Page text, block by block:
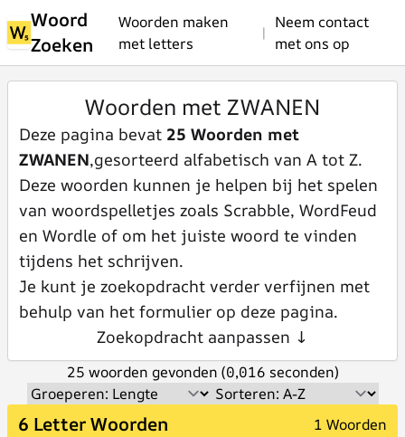
Woord
Zoeken
Woorden maken
met letters
|
Neem contact
met ons op
Woorden met ZWANEN
Deze pagina bevat 25 Woorden met
ZWANEN,gesorteerd alfabetisch van A tot Z.
Deze woorden kunnen je helpen bij het spelen
van woordspelletjes zoals Scrabble, WordFeud
en Wordle of om het juiste woord te vinden
tijdens het schrijven.
Je kunt je zoekopdracht verder verfijnen met
behulp van het formulier op deze pagina.
Zoekopdracht aanpassen ↓
25 woorden gevonden (0,016 seconden)
6 Letter Woorden 1 Woorden